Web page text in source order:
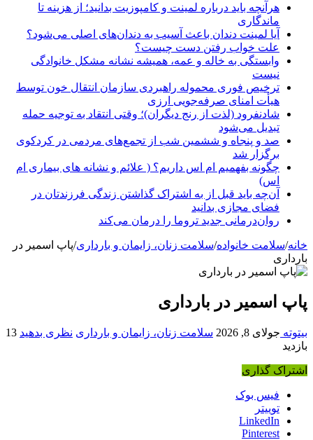
هرآنچه باید درباره لمینت و کامپوزیت بدانید؛ از هزینه تا
ماندگاری
آیا لمینت دندان باعث آسیب به دندان‌های اصلی می‌شود؟
علت خواب رفتن دست چیست؟
وابستگی به خاله و عمه، همیشه نشانه مشکل خانوادگی
نیست
ترخیص فوری محموله راهبردی سازمان انتقال خون توسط
هیأت امنای صرفه‌جویی ارزی
شادنفرود (لذت از رنج دیگران)؛ وقتی انتقاد به توجیه حمله
تبدیل می‌شود
صد و پنجاه‌ و ششمین شب از تجمع‌های مردمی در کردکوی
برگزار شد
چگونه بفهمیم ام اس داریم؟ ( علائم و نشانه های بیماری ام
اس)
آن‌چه باید قبل از به اشتراک گذاشتن زندگی فرزندتان در
فضای مجازی بدانید
روان‌درمانی جدید تروما را درمان می‌کند
خانه/سلامت خانواده/سلامت زنان، زایمان و بارداری/پاپ اسمیر در
بارداری
پاپ اسمیر در بارداری
بیتوته جولای 8, 2026 سلامت زنان، زایمان و بارداری نظری بدهید 13
بازدید
اشتراک گذاری
فیس بوک
توییتر
LinkedIn
Pinterest